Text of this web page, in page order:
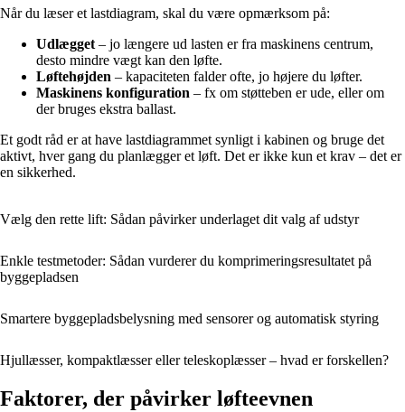
Når du læser et lastdiagram, skal du være opmærksom på:
Udlægget– jo længere ud lasten er fra maskinens centrum,
desto mindre vægt kan den løfte.
Løftehøjden – kapaciteten falder ofte, jo højere du løfter.
Maskinens konfiguration – fx om støtteben er ude, eller om
der bruges ekstra ballast.
Et godt råd er at have lastdiagrammet synligt i kabinen og bruge det
aktivt, hver gang du planlægger et løft. Det er ikke kun et krav – det er
en sikkerhed.
Vælg den rette lift: Sådan påvirker underlaget dit valg af udstyr
Enkle testmetoder: Sådan vurderer du komprimeringsresultatet på
byggepladsen
Smartere byggepladsbelysning med sensorer og automatisk styring
Hjullæsser, kompaktlæsser eller teleskoplæsser – hvad er forskellen?
Faktorer, der påvirker løfteevnen